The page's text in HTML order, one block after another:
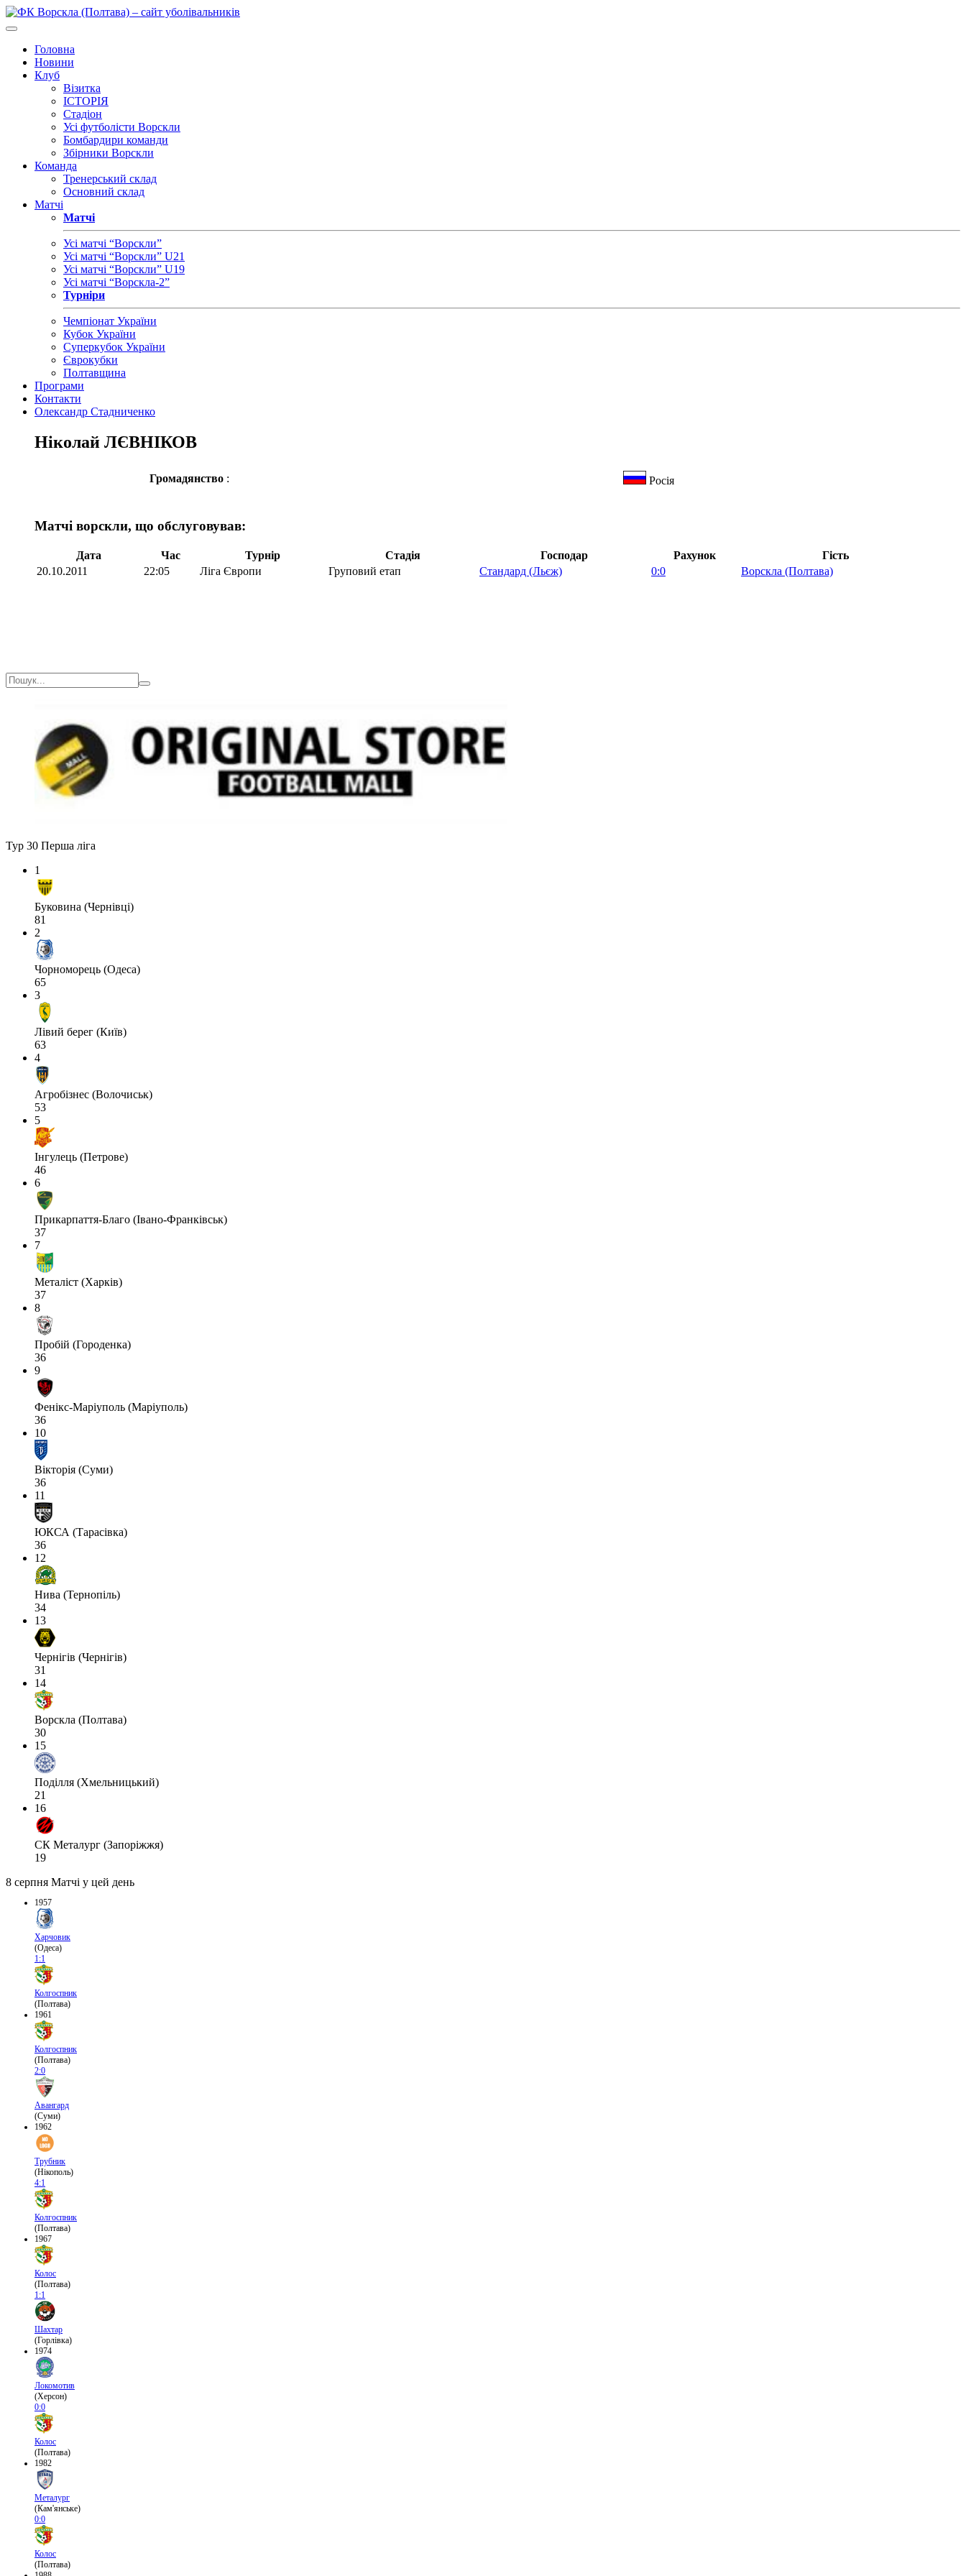
Головна
Новини
Клуб
Візитка
ІСТОРІЯ
Стадіон
Усі футболісти Ворскли
Бомбардири команди
Збірники Ворскли
Команда
Тренерський склад
Основний склад
Матчі
Матчі
Усі матчі “Ворскли”
Усі матчі “Ворскли” U21
Усі матчі “Ворскли” U19
Усі матчі “Ворскла-2”
Турніри
Чемпіонат України
Кубок України
Суперкубок України
Єврокубки
Полтавщина
Програми
Контакти
Олександр Стадниченко
Ніколай ЛЄВНІКОВ
Громадянство : Росія
Матчі ворскли, що обслуговував:
Дата Час Турнір Стадія Господар Рахунок
Гість
20.10.2011
22:05 Ліга Європи Груповий етап Стандард (Льєж) 0:0 Ворскла (Полтава)
Тур 30 Перша ліга
1
Буковина (Чернівці)
81
2
Чорноморець (Одеса)
65
3
Лівий берег (Київ)
63
4
Агробізнес (Волочиськ)
53
5
Інгулець (Петрове)
46
6
Прикарпаття-Благо (Івано-Франківськ)
37
7
Металіст (Харків)
37
8
Пробій (Городенка)
36
9
Фенікс-Маріуполь (Маріуполь)
36
10
Вікторія (Суми)
36
11
ЮКСА (Тарасівка)
36
12
Нива (Тернопіль)
34
13
Чернігів (Чернігів)
31
14
Ворскла (Полтава)
30
15
Поділля (Хмельницький)
21
16
СК Металург (Запоріжжя)
19
8 серпня Матчі у цей день
1957
Харчовик
(Одеса)
1:1
Колгоспник
(Полтава)
1961
Колгоспник
(Полтава)
2:0
Авангард
(Суми)
1962
Трубник
(Нікополь)
4:1
Колгоспник
(Полтава)
1967
Колос
(Полтава)
1:1
Шахтар
(Горлівка)
1974
Локомотив
(Херсон)
0:0
Колос
(Полтава)
1982
Металург
(Кам'янське)
0:0
Колос
(Полтава)